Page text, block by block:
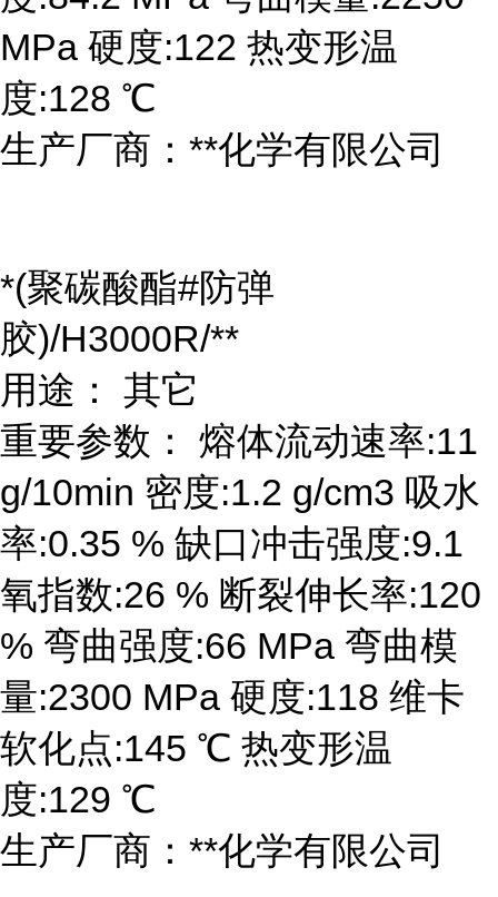
MPa 硬度:122 热变形温
度:128 ℃
生产厂商：**化学有限公司
*(聚碳酸酯#防弹
胶)/H3000R/**
用途： 其它
重要参数： 熔体流动速率:11
g/10min 密度:1.2 g/cm3 吸水
率:0.35 % 缺口冲击强度:9.1
氧指数:26 % 断裂伸长率:120
% 弯曲强度:66 MPa 弯曲模
量:2300 MPa 硬度:118 维卡
软化点:145 ℃ 热变形温
度:129 ℃
生产厂商：**化学有限公司